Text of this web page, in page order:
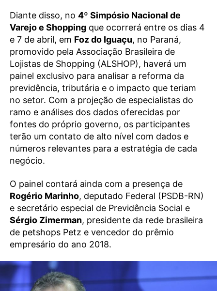
Diante disso, no 4º Simpósio Nacional de
Varejo e Shopping que ocorrerá entre os dias 4
e 7 de abril, em Foz do Iguaçu, no Paraná,
promovido pela Associação Brasileira de
Lojistas de Shopping (ALSHOP), haverá um
painel exclusivo para analisar a reforma da
previdência, tributária e o impacto que teriam
no setor. Com a projeção de especialistas do
ramo e análises dos dados oferecidas por
fontes do próprio governo, os participantes
terão um contato de alto nível com dados e
números relevantes para a estratégia de cada
negócio.
O painel contará ainda com a presença de
Rogério Marinho, deputado Federal (PSDB-RN)
e secretário especial de Previdência Social e
Sérgio Zimerman, presidente da rede brasileira
de petshops Petz e vencedor do prêmio
empresário do ano 2018.